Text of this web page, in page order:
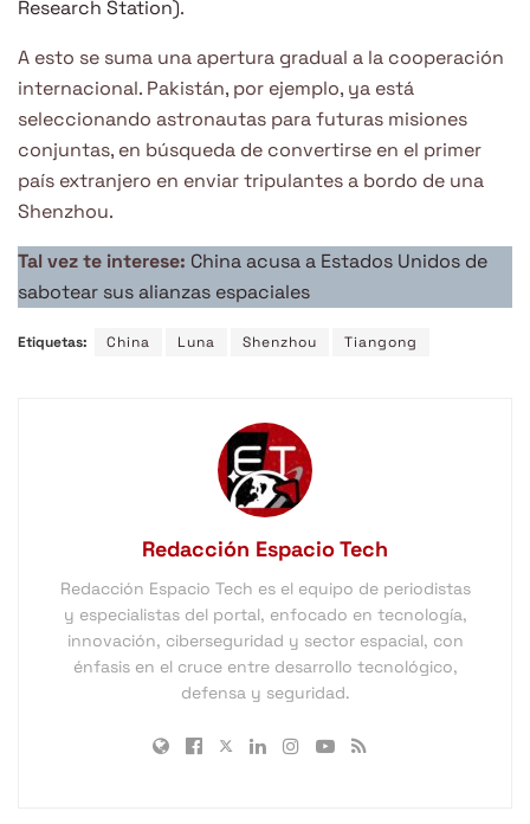
Research Station).
A esto se suma una apertura gradual a la cooperación
internacional. Pakistán, por ejemplo, ya está
seleccionando astronautas para futuras misiones
conjuntas, en búsqueda de convertirse en el primer
país extranjero en enviar tripulantes a bordo de una
Shenzhou.
Tal vez te interese: China acusa a Estados Unidos de
sabotear sus alianzas espaciales
Etiquetas: China Luna Shenzhou Tiangong
Redacción Espacio Tech
Redacción Espacio Tech es el equipo de periodistas
y especialistas del portal, enfocado en tecnología,
innovación, ciberseguridad y sector espacial, con
énfasis en el cruce entre desarrollo tecnológico,
defensa y seguridad.